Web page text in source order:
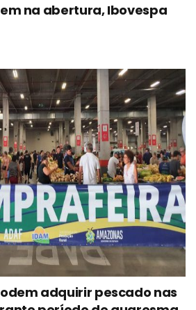
na abertura, Ibovespa
adquirir pescado nas